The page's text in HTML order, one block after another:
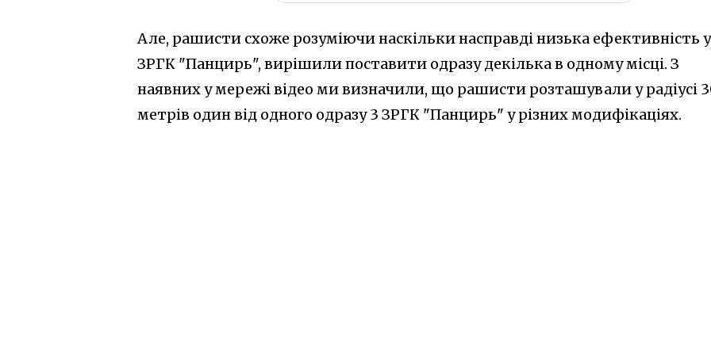
Але, рашисти схоже розуміючи наскільки насправді низька ефективність у
ЗРГК "Панцирь", вирішили поставити одразу декілька в одному місці. З
наявних у мережі відео ми визначили, що рашисти розташували у радіусі
метрів один від одного одразу 3 ЗРГК "Панцирь" у різних модифікаціях.